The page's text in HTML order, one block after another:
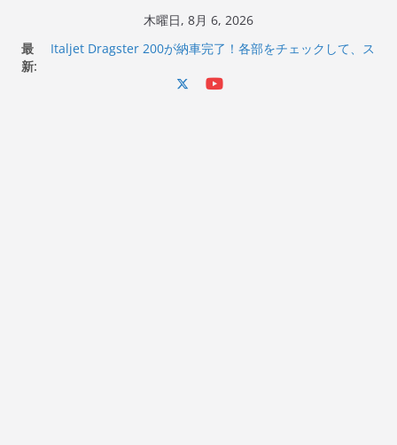
木曜日, 8月 6, 2026
最
新:
Italjet Dragster 200が納車完了！各部をチェックして、ス